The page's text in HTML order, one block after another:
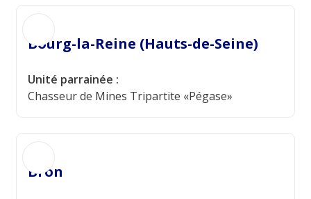
Bourg-la-Reine (Hauts-de-Seine)
Unité parrainée :
Chasseur de Mines Tripartite «Pégase»
Bron